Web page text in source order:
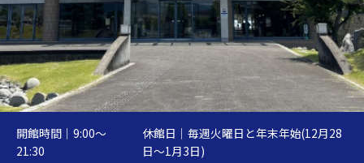
21:30
日～1月3日)
開館時間｜9:00～
21:30
休館日｜毎週火曜日と年末年始(12月28
日～1月3日)